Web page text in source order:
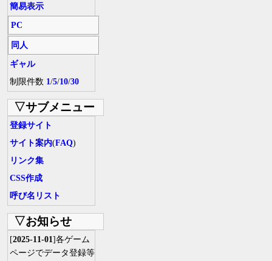
簡易表示
PC
同人
ギャル
制限件数 1/5/10/30
▽サブメニュー
登録サイト
サイト案内(FAQ)
リンク集
CSS作成
呼び名リスト
▽お知らせ
[2025-11-01]各ゲーム
ページでデータ登録等